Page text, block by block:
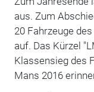
aus. Zum
20 Fahrzeuge
auf. Das Kürzel
Klassensieg des
Mans 2016